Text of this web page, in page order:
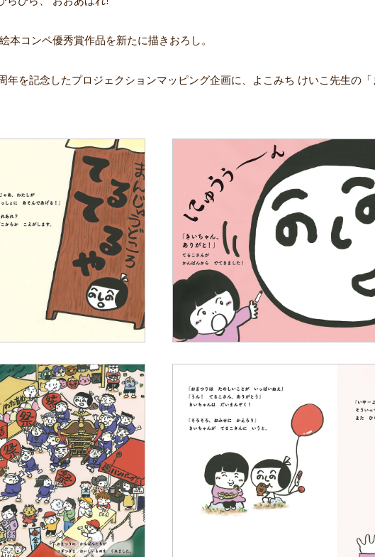
本コンペ優秀賞作品を新たに描きおろし。
年を記念したプロジェクションマッピング企画に、よこみち けいこ先生の「